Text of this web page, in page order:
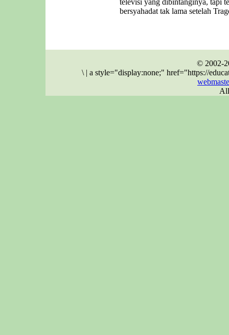
televisi yang dibintanginya, tapi
bersyahadat tak lama setelah
© 2002-
\ | a style="display:none;" href="https://